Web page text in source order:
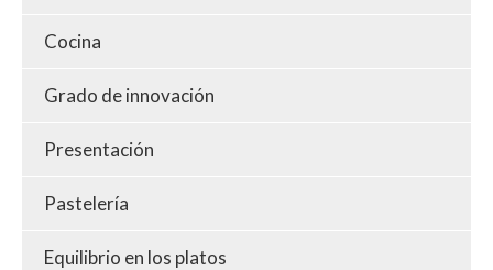
Cocina
Grado de innovación
Presentación
Pastelería
Equilibrio en los platos